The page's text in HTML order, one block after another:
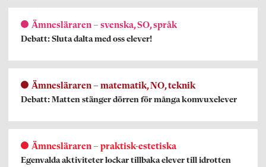
Ämnesläraren – svenska, SO, språk
Debatt: Sluta dalta med oss elever!
Ämnesläraren – matematik, NO, teknik
Debatt: Matten stänger dörren för många komvuxelever
Ämnesläraren – praktisk-estetiska
Egenvalda aktiviteter lockar tillbaka elever till idrotten